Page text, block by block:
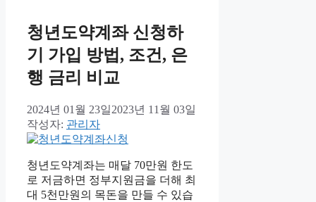
청년도약계좌 신청하
기 가입 방법, 조건, 은
행 금리 비교
2024년 01월 23일2023년 11월 03일
작성자: 관리자
청년도약계좌는 매달 70만원 한도
로 저금하면 정부지원금을 더해 최
대 5천만원의 목돈을 만들 수 있습